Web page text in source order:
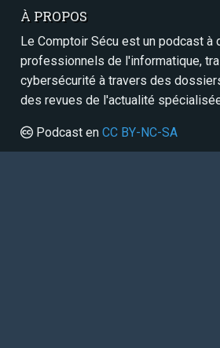
À PROPOS
Le Comptoir Sécu est un podcast à
professionnels de l'informatique,
cybersécurité à travers des
des revues de l'actualité
Podcast en CC BY-NC-SA